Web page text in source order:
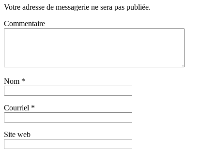
Votre adresse de messagerie ne sera pas publiée.
Commentaire
Nom *
Courriel *
Site web